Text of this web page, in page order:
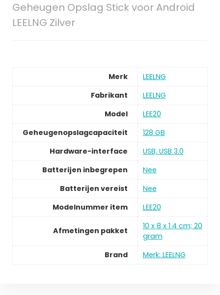
Geheugen Opslag Stick voor Android
LEELNG Zilver
Merk
LEELNG
Fabrikant
LEELNG
Model
LEE20
Geheugenopslagcapaciteit
128 GB
Hardware-interface
USB, USB 3.0
Batterijen inbegrepen
Nee
Batterijen vereist
Nee
Modelnummer item
LEE20
Afmetingen pakket
10 x 8 x 1.4 cm; 20
gram
Brand
Merk: LEELNG